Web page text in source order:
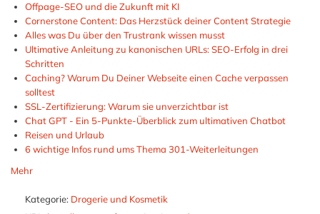
Offpage-SEO und die Zukunft mit KI
Cornerstone Content: Das Herzstück deiner Content Strategie
Alles was Du über den Trustrank wissen musst
Ultimative Anleitung zu kanonischen URLs: SEO-Erfolg in drei
Schritten
Caching? Warum Du Deiner Webseite einen Cache verpassen
solltest
SSL-Zertifizierung: Warum sie unverzichtbar ist
Chat GPT - Ein 5-Punkte-Überblick zum ultimativen Chatbot
Reisen und Urlaub
6 wichtige Infos rund ums Thema 301-Weiterleitungen
Mehr
Kategorie: Drogerie und Kosmetik